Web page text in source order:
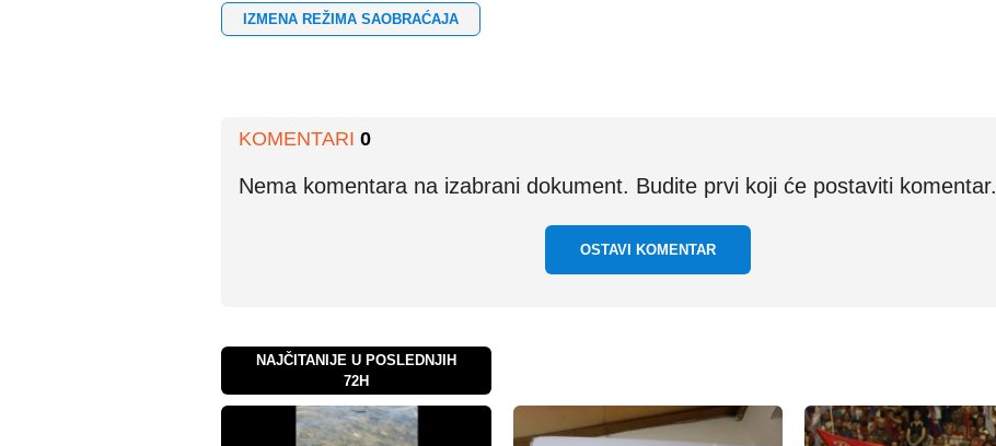
IZMENA REŽIMA SAOBRAĆAJA
KOMENTARI 0
Nema komentara na izabrani dokument. Budite prvi koji će postaviti komentar.
OSTAVI KOMENTAR
NAJČITANIJE U POSLEDNJIH
72H